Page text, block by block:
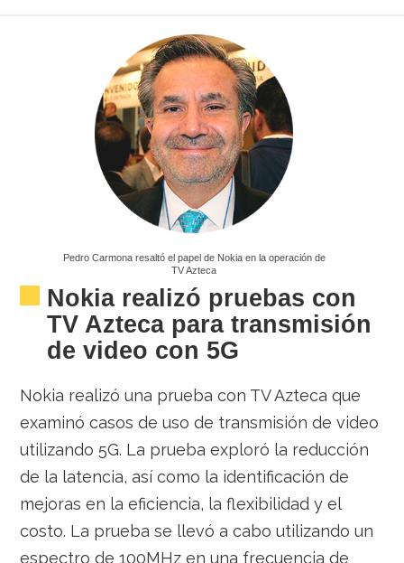
Pedro Carmona resaltó el papel de Nokia en la operación de
TV Azteca
Nokia realizó pruebas con
TV Azteca para transmisión
de video con 5G
Nokia realizó una prueba con TV Azteca que
examinó casos de uso de transmisión de video
utilizando 5G. La prueba exploró la reducción
de la latencia, así como la identificación de
mejoras en la eficiencia, la flexibilidad y el
costo. La prueba se llevó a cabo utilizando un
espectro de 100MHz en una frecuencia de